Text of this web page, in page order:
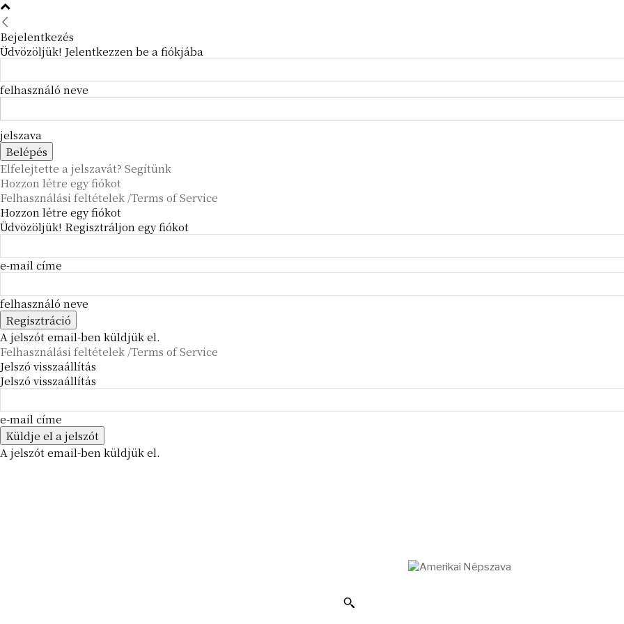
Bejelentkezés
Üdvözöljük! Jelentkezzen be a fiókjába
felhasználó neve
jelszava
Elfelejtette a jelszavát? Segítünk
Hozzon létre egy fiókot
Felhasználási feltételek /Terms of Service
Hozzon létre egy fiókot
Üdvözöljük! Regisztráljon egy fiókot
e-mail címe
felhasználó neve
A jelszót email-ben küldjük el.
Felhasználási feltételek /Terms of Service
Jelszó visszaállítás
Jelszó visszaállítás
e-mail címe
A jelszót email-ben küldjük el.